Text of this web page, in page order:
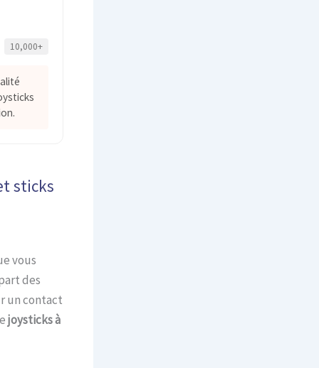
10,000+
sticks
vous
des
un contact
joysticks à